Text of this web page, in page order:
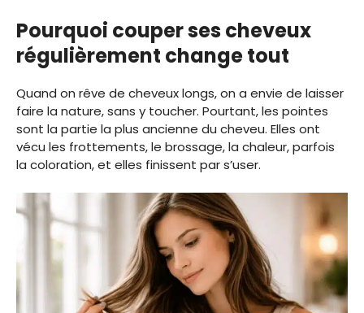
Pourquoi couper ses cheveux
régulièrement change tout
Quand on rêve de cheveux longs, on a envie de laisser
faire la nature, sans y toucher. Pourtant, les pointes
sont la partie la plus ancienne du cheveu. Elles ont
vécu les frottements, le brossage, la chaleur, parfois
la coloration, et elles finissent par s’user.